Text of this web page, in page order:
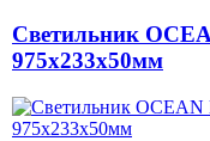
Светильник
975х233х50мм